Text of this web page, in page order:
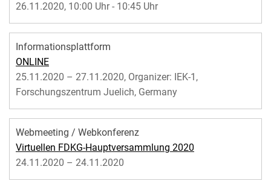
26.11.2020, 10:00 Uhr - 10:45 Uhr
Informationsplattform
ONLINE
25.11.2020 – 27.11.2020, Organizer: IEK-1,
Forschungszentrum Juelich, Germany
Webmeeting / Webkonferenz
Virtuellen FDKG-Hauptversammlung 2020
24.11.2020 – 24.11.2020